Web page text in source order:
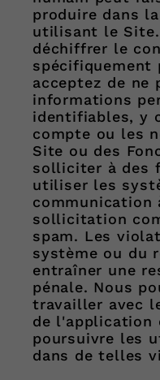
produire dans
utilisant le Site.
déchiffrer le
spécifiquement
acceptez de ne
informations
identifiables, y
compte ou les
Site ou des
solliciter à des
utiliser les
communication
sollicitation
spam. Les
système ou du
entraîner une
pénale. Nous
travailler avec
de l'application
poursuivre les
dans de telles